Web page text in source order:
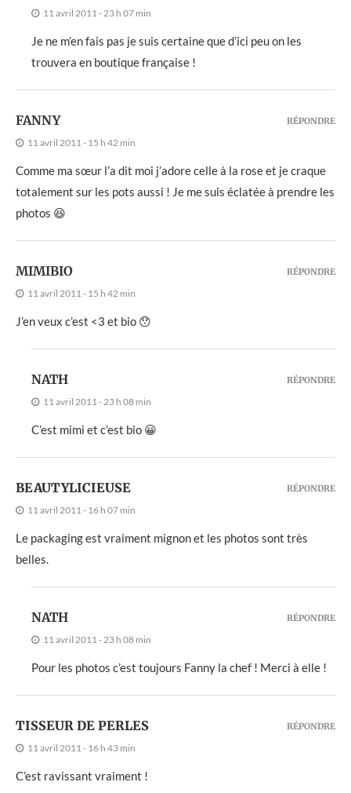
11 avril 2011 - 23 h 07 min
Je ne m’en fais pas je suis certaine que d’ici peu on les
trouvera en boutique française !
FANNY
11 avril 2011 - 15 h 42 min
Comme ma sœur l’a dit moi j’adore celle à la rose et je craque
totalement sur les pots aussi ! Je me suis éclatée à prendre les
photos 😆
RÉPONDRE
MIMIBIO
11 avril 2011 - 15 h 42 min
J’en veux c’est <3 et bio 😯
RÉPONDRE
NATH
11 avril 2011 - 23 h 08 min
C’est mimi et c’est bio 😀
RÉPONDRE
BEAUTYLICIEUSE
11 avril 2011 - 16 h 07 min
Le packaging est vraiment mignon et les photos sont très
belles.
RÉPONDRE
NATH
11 avril 2011 - 23 h 08 min
Pour les photos c’est toujours Fanny la chef ! Merci à elle !
RÉPONDRE
TISSEUR DE PERLES
11 avril 2011 - 16 h 43 min
C’est ravissant vraiment !
RÉPONDRE